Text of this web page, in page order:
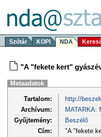
Szótár KOPI NDA
"A "fekete kert"
Metaadatok
Tartalom:
http://
Archívum:
MATARKA:
Gyűjtemény:
Beszélő
Cím:
"A "fekete